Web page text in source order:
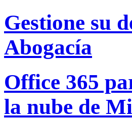
Gestione su
Abogacía
Office 365
la nube de